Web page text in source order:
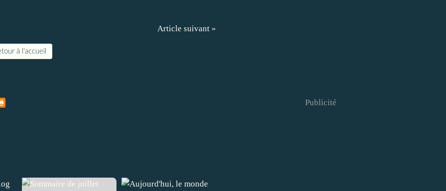
Article suivant »
à l'accueil
Publicité